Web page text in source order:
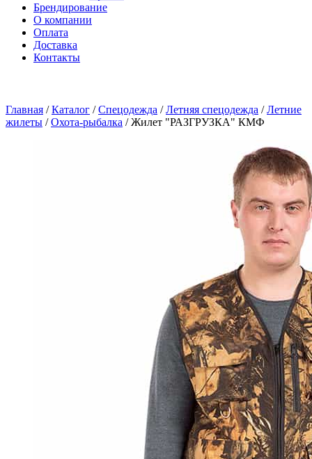
Брендирование
О компании
Оплата
Доставка
Контакты
Главная / Каталог / Спецодежда / Летняя спецодежда / Летние
жилеты / Охота-рыбалка / Жилет "РАЗГРУЗКА" КМФ